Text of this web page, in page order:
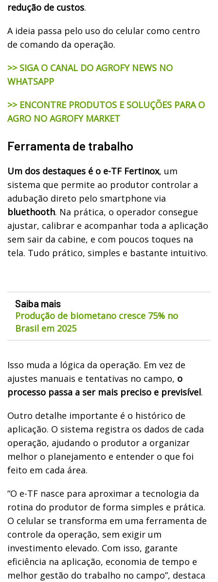
redução de custos.
A ideia passa pelo uso do celular como centro
de comando da operação.
>> SIGA O CANAL DO AGROFY NEWS NO
WHATSAPP
>> ENCONTRE PRODUTOS E SOLUÇÕES PARA O
AGRO NO AGROFY MARKET
Ferramenta de trabalho
Um dos destaques é o e-TF Fertinox, um
sistema que permite ao produtor controlar a
adubação direto pelo smartphone via
bluethooth. Na prática, o operador consegue
ajustar, calibrar e acompanhar toda a aplicação
sem sair da cabine, e com poucos toques na
tela. Tudo prático, simples e bastante intuitivo.
Saiba mais
Produção de biometano cresce 75% no
Brasil em 2025
Isso muda a lógica da operação. Em vez de
ajustes manuais e tentativas no campo, o
processo passa a ser mais preciso e previsível.
Outro detalhe importante é o histórico de
aplicação. O sistema registra os dados de cada
operação, ajudando o produtor a organizar
melhor o planejamento e entender o que foi
feito em cada área.
“O e-TF nasce para aproximar a tecnologia da
rotina do produtor de forma simples e prática.
O celular se transforma em uma ferramenta de
controle da operação, sem exigir um
investimento elevado. Com isso, garante
eficiência na aplicação, economia de tempo e
melhor gestão do trabalho no campo”, destaca